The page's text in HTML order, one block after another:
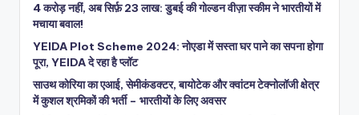
4 करोड़ नहीं, अब सिर्फ़ 23 लाख: डुबई की गोल्डन वीज़ा स्कीम ने भारतीयों में
मचाया बवाल!
YEIDA Plot Scheme 2024: नोएडा में सस्ता घर पाने का सपना होगा
पूरा, YEIDA दे रहा है प्लॉट
साउथ कोरिया का एआई, सेमीकंडक्टर, बायोटेक और क्वांटम टेक्नोलॉजी क्षेत्र
में कुशल श्रमिकों की भर्ती – भारतीयों के लिए अवसर